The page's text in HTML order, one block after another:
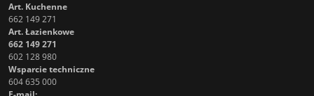
Art. Kuchenne
662 149 271
Art. Łazienkowe
662 149 271
602 128 980
Wsparcie techniczne
604 635 000